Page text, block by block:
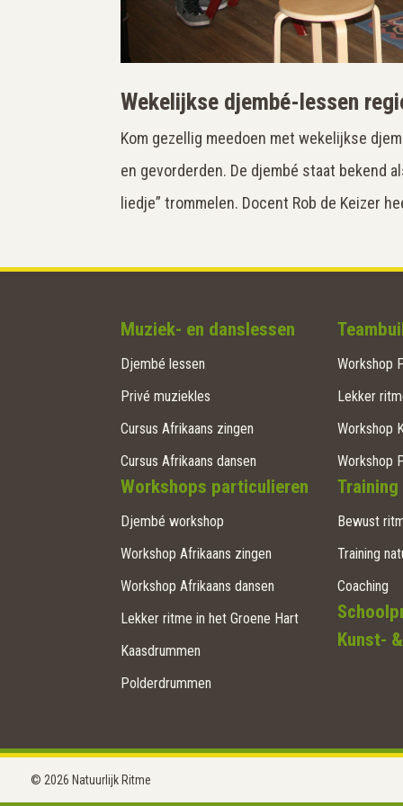
Wekelijkse djembé-lessen
Kom gezellig meedoen met wekelijkse
en gevorderden. De djembé staat bekend
liedje” trommelen. Docent Rob de Keizer
Muziek- en danslessen
Djembé lessen
Privé muziekles
Cursus Afrikaans zingen
Cursus Afrikaans dansen
Workshops particulieren
Djembé workshop
Workshop Afrikaans zingen
Workshop Afrikaans dansen
Lekker ritme in het Groene Hart
Kaasdrummen
Polderdrummen
Workshop
Lekker
Workshop
Workshop
Bewust
Training
Coaching
Kunst-
© 2026 Natuurlijk Ritme